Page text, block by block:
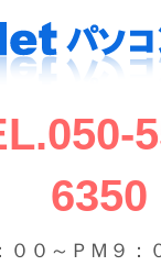
6350
００～ＰＭ９：